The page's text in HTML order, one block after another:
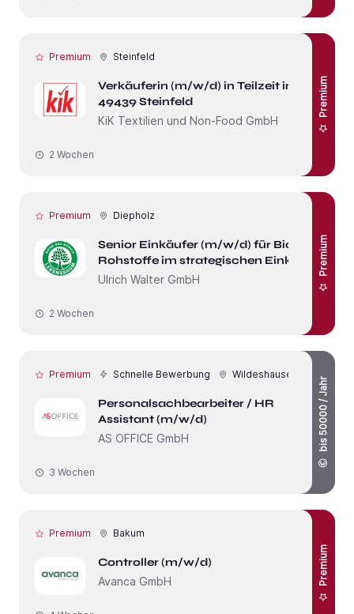
Premium Steinfeld
Verkäuferin (m/w/d) in Teilzeit in
49439 Steinfeld
KiK Textilien und Non-Food GmbH
Premium
2 Wochen
Premium Diepholz
Senior Einkäufer (m/w/d) für Bio-
Rohstoffe im strategischen Einkauf
Ulrich Walter GmbH
Premium
2 Wochen
Premium Schnelle Bewerbung Wildeshausen
Personalsachbearbeiter / HR
Assistant (m/w/d)
AS OFFICE GmbH
bis 50000 / Jahr
3 Wochen
Premium Bakum
Controller (m/w/d)
Avanca GmbH
Premium